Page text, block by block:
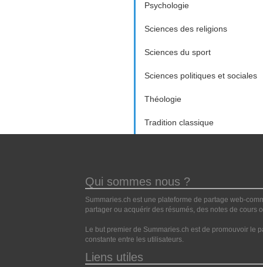
Psychologie
Sciences des religions
Sciences du sport
Sciences politiques et sociales
Théologie
Tradition classique
Qui sommes nous ?
Summaries.ch est une plateforme de partage web-
partager ou acquérir des résumés, des notes de cours
Le but premier de Summaries.ch est de promouvoir le
constante entre les utilisateurs.
Liens utiles